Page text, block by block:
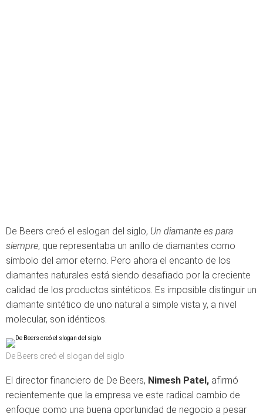
De Beers creó el eslogan del siglo, Un diamante es para
siempre, que representaba un anillo de diamantes como
símbolo del amor eterno. Pero ahora el encanto de los
diamantes naturales está siendo desafiado por la creciente
calidad de los productos sintéticos. Es imposible distinguir un
diamante sintético de uno natural a simple vista y, a nivel
molecular, son idénticos.
De Beers creó el slogan del siglo
El director financiero de De Beers, Nimesh Patel, afirmó
recientemente que la empresa ve este radical cambio de
enfoque como una buena oportunidad de negocio a pesar